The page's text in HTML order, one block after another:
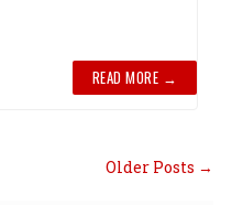
READ MORE →
Older Posts →